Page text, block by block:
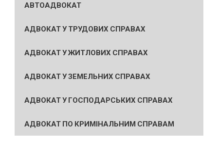
АВТОАДВОКАТ
АДВОКАТ У ТРУДОВИХ СПРАВАХ
АДВОКАТ У ЖИТЛОВИХ СПРАВАХ
АДВОКАТ У ЗЕМЕЛЬНИХ СПРАВАХ
АДВОКАТ У ГОСПОДАРСЬКИХ СПРАВАХ
АДВОКАТ ПО КРИМІНАЛЬНИМ СПРАВАМ